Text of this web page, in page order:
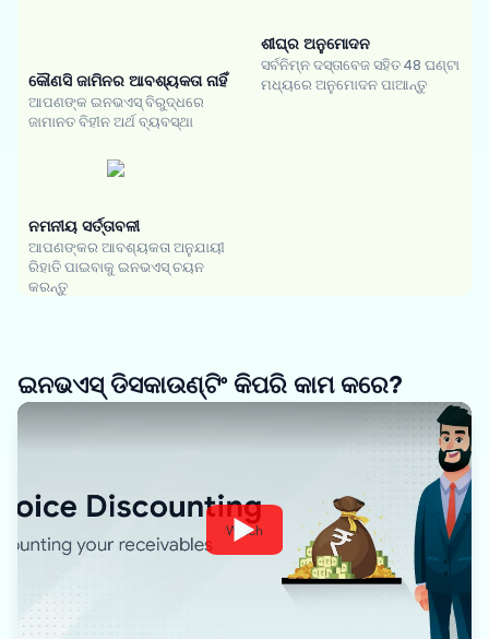
କୌଣସି ଜାମିନର ଆବଶ୍ୟକତା ନାହିଁ
ଆପଣଙ୍କ ଇନଭଏସ୍ ବିରୁଦ୍ଧରେ
ଜାମାନତ ବିହୀନ ଅର୍ଥ ବ୍ୟବସ୍ଥା
ଶୀଘ୍ର ଅନୁମୋଦନ
ସର୍ବନିମ୍ନ ଦସ୍ତାବେଜ ସହିତ 48 ଘଣ୍ଟା
ମଧ୍ୟରେ ଅନୁମୋଦନ ପାଆନ୍ତୁ
ନମନୀୟ ସର୍ତ୍ତାବଳୀ
ଆପଣଙ୍କର ଆବଶ୍ୟକତା ଅନୁଯାୟୀ
ରିହାତି ପାଇବାକୁ ଇନଭଏସ୍ ଚୟନ
କରନ୍ତୁ
ଇନଭଏସ୍ ଡିସକାଉଣ୍ଟିଂ କିପରି କାମ କରେ?
Watch